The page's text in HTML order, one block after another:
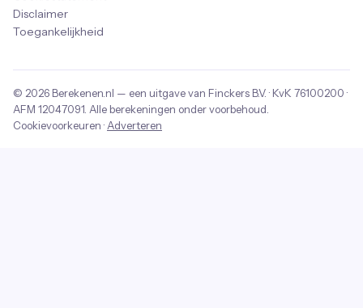
Disclaimer
Toegankelijkheid
© 2026 Berekenen.nl — een uitgave van Finckers B.V. · KvK 76100200 ·
AFM 12047091 . Alle berekeningen onder voorbehoud.
Cookievoorkeuren · Adverteren